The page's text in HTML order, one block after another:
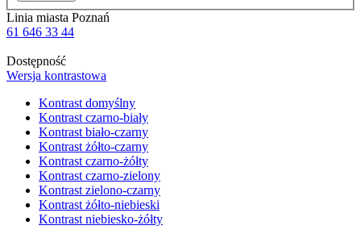
Linia miasta Poznań
61 646 33 44
Dostępność
Wersja kontrastowa
Kontrast domyślny
Kontrast czarno-biały
Kontrast biało-czarny
Kontrast żółto-czarny
Kontrast czarno-żółty
Kontrast czarno-zielony
Kontrast zielono-czarny
Kontrast żółto-niebieski
Kontrast niebiesko-żółty